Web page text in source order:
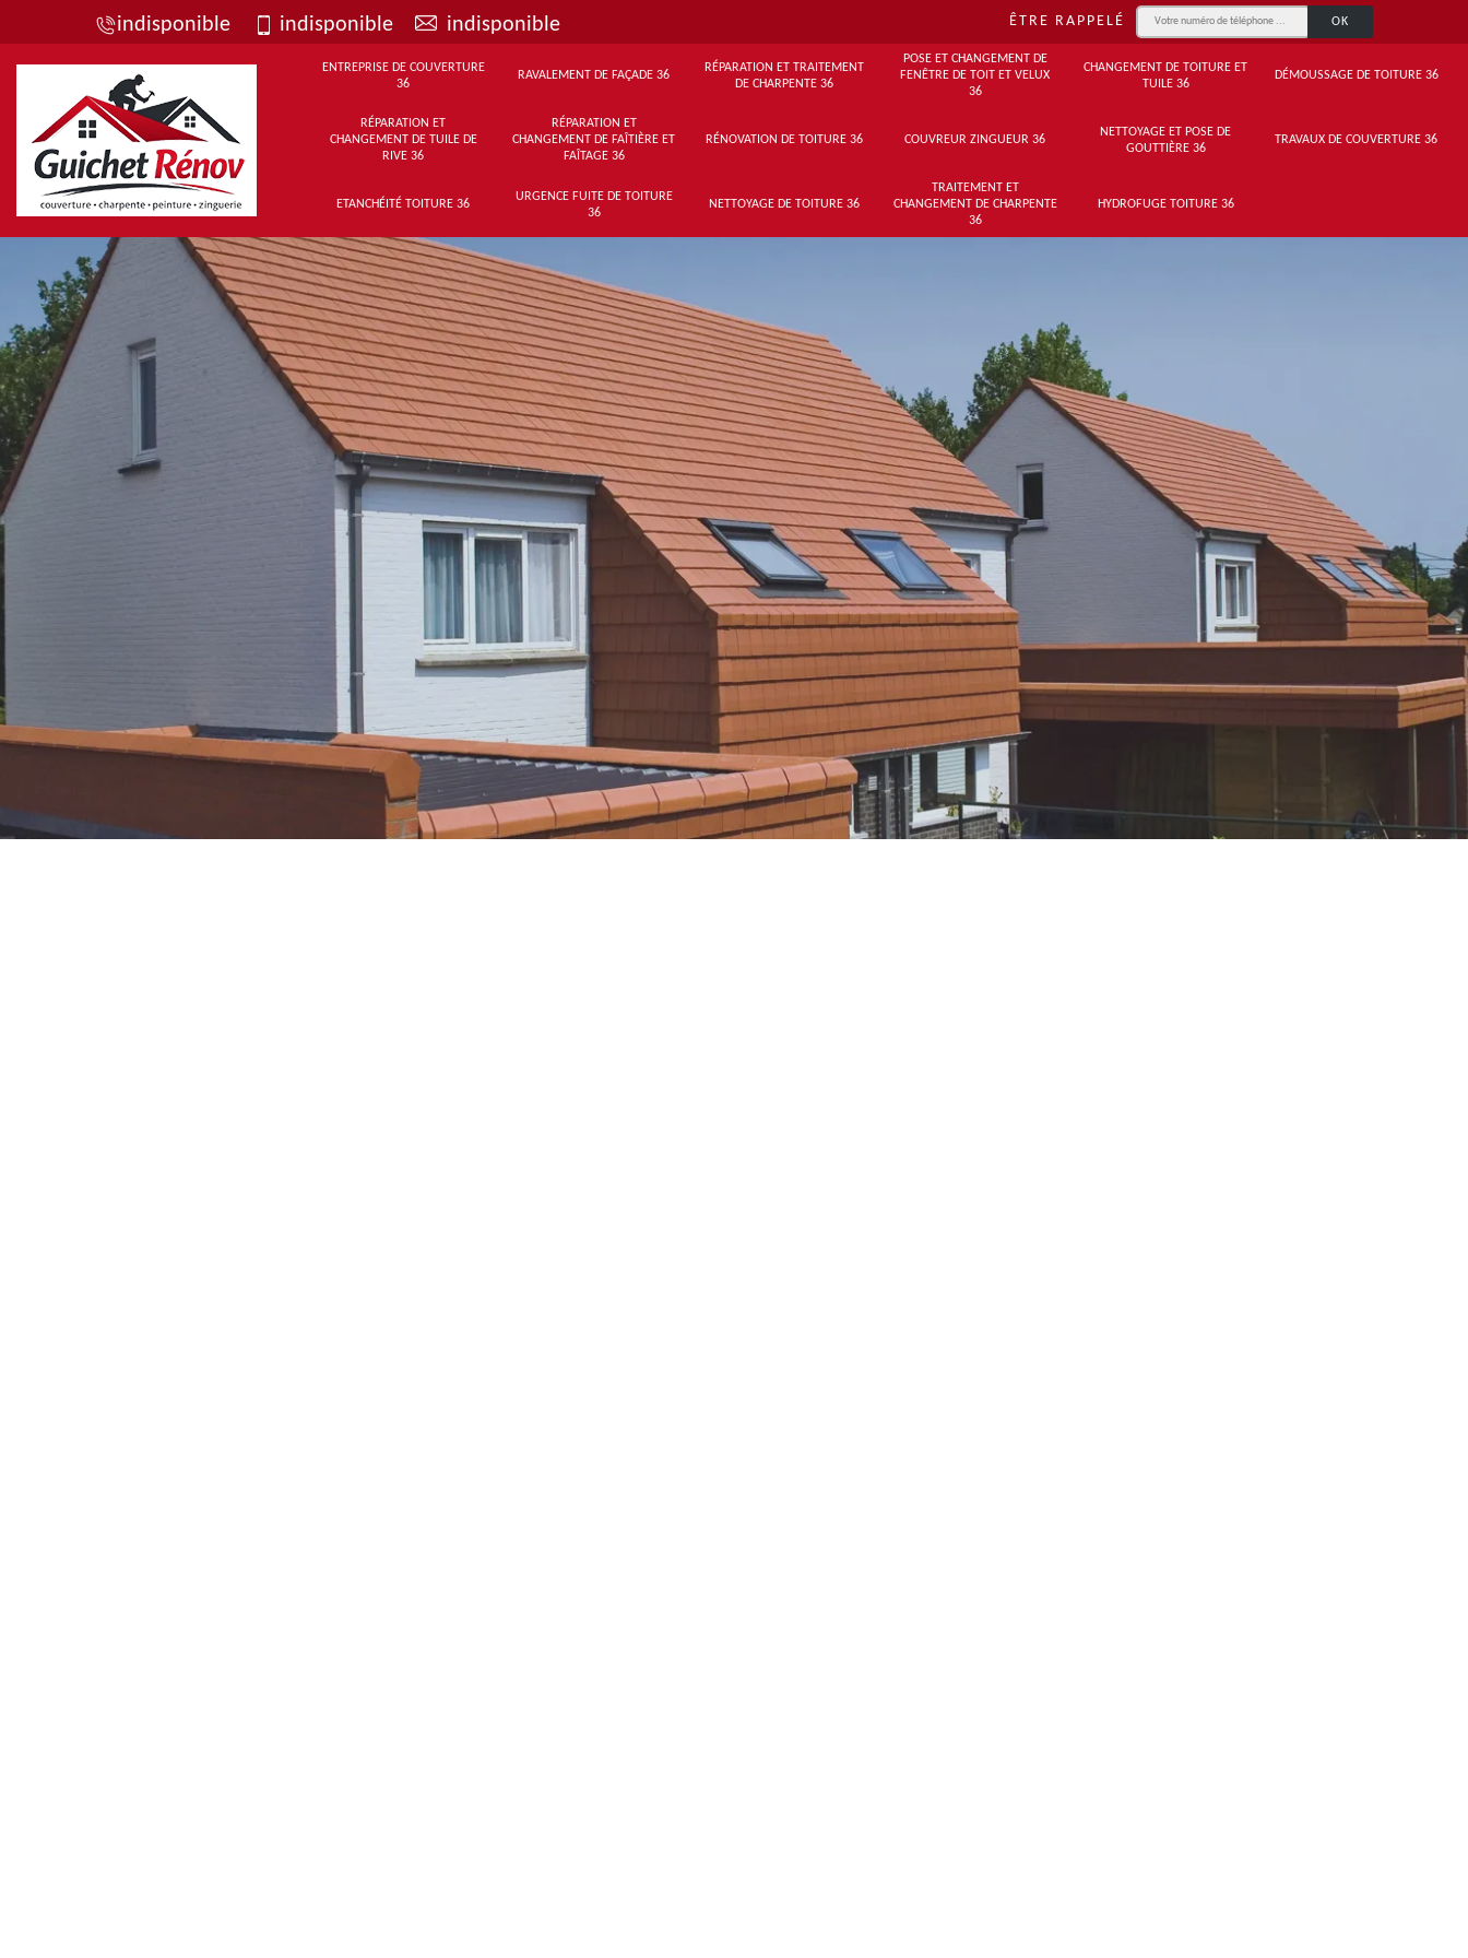
indisponible indisponible indisponible ÊTRE RAPPELÉ
ENTREPRISE DE COUVERTURE
36
RAVALEMENT DE FAÇADE 36
RÉPARATION ET TRAITEMENT
DE CHARPENTE 36
POSE ET CHANGEMENT DE
FENÊTRE DE TOIT ET VELUX
36
CHANGEMENT DE TOITURE ET
TUILE 36
DÉMOUSSAGE DE TOITURE 36
RÉPARATION ET
CHANGEMENT DE TUILE DE
RIVE 36
RÉPARATION ET
CHANGEMENT DE FAÎTIÈRE ET
FAÎTAGE 36
RÉNOVATION DE TOITURE 36 COUVREUR ZINGUEUR 36
NETTOYAGE ET POSE DE
GOUTTIÈRE 36
TRAVAUX DE COUVERTURE 36
ETANCHÉITÉ TOITURE 36
URGENCE FUITE DE TOITURE
36
NETTOYAGE DE TOITURE 36
TRAITEMENT ET
CHANGEMENT DE CHARPENTE
36
HYDROFUGE TOITURE 36